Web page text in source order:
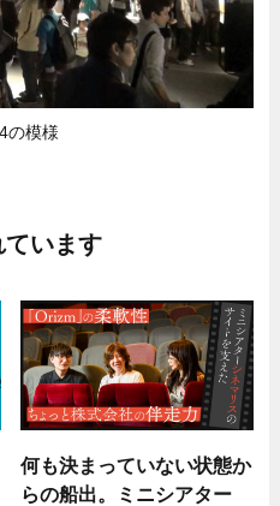
の模様
います
何も決まっていない状態か
らの船出。ミニシアター